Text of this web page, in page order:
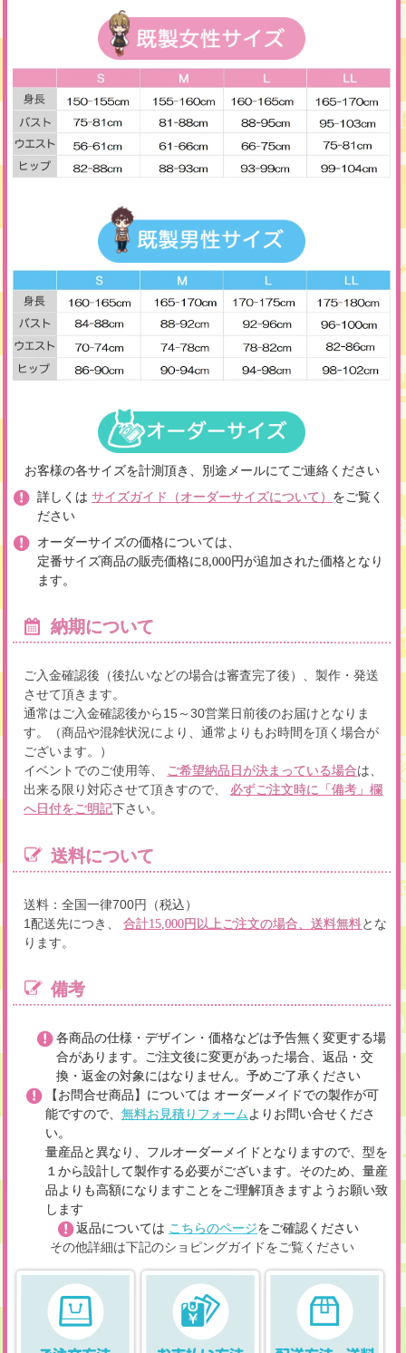
お客様の各サイズを計測頂き、別途メールにてご連絡ください
詳しくは サイズガイド（オーダーサイズについて） をご覧く
ださい
オーダーサイズの価格については、
定番サイズ商品の販売価格に8,000円が追加された価格となり
ます。
納期について
ご入金確認後（後払いなどの場合は審査完了後）、製作・発送
させて頂きます。
通常はご入金確認後から15～30営業日前後のお届けとなりま
す。（商品や混雑状況により、通常よりもお時間を頂く場合が
ございます。）
イベントでのご使用等、 ご希望納品日が決まっている場合は、
出来る限り対応させて頂きすので、 必ずご注文時に「備考」欄
へ日付をご明記下さい。
送料について
送料：全国一律700円（税込）
1配送先につき、合計15,000円以上ご注文の場合、送料無料とな
ります。
備考
各商品の仕様・デザイン・価格などは予告無く変更する場
合があります。ご注文後に変更があった場合、返品・交
換・返金の対象にはなりません。予めご了承ください
【お問合せ商品】については オーダーメイドでの製作が可
能ですので、 無料お見積りフォームよりお問い合せくださ
い。
量産品と異なり、フルオーダーメイドとなりますので、型を
１から設計して製作する必要がございます。そのため、量産
品よりも高額になりますことをご理解頂きますようお願い致
します
返品については こちらのページをご確認ください
その他詳細は下記のショピングガイドをご覧ください